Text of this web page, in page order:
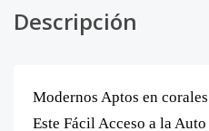
Descripción
Modernos Aptos en
Este Fácil Acceso a la